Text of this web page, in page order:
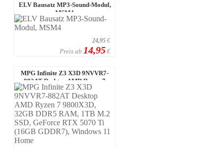
ELV Bausatz MP3-Sound-Modul,
MSM4
24,95 €
Preis ab 14,95 €
MPG Infinite Z3 X3D 9NVVR7-
882AT Desktop AMD Ryzen 7
9800X3D, 32 ...